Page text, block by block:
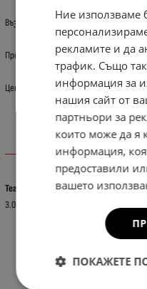
Възможно е снимката да не отговаря
Произход: Полша
Цената е за: 1 бр.
Тегло (кг.)
3.00
Ние използваме
рекламите и да
трафик. Също
информация за
нашия сайт от
партньори за
които може да я
информация,
предоставили
вашето
ПОКАЖЕТЕ